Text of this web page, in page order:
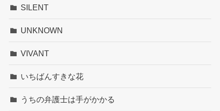
SILENT
UNKNOWN
VIVANT
いちばんすきな花
うちの弁護士は手がかかる